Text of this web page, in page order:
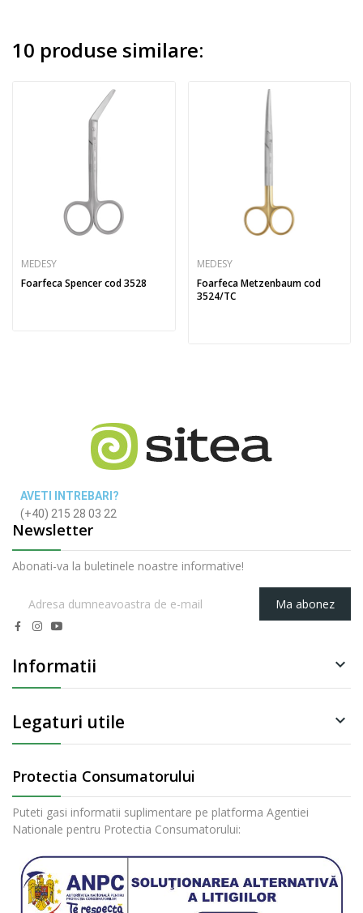
10 produse similare:
MEDESY
Foarfeca Spencer cod 3528
MEDESY
Foarfeca Metzenbaum cod
3524/TC
AVETI INTREBARI?
(+40) 215 28 03 22
Newsletter
Abonati-va la buletinele noastre informative!
Ma abonez
Informatii 
Legaturi utile 
Protectia Consumatorului
Puteti gasi informatii suplimentare pe platforma Agentiei
Nationale pentru Protectia Consumatorului: